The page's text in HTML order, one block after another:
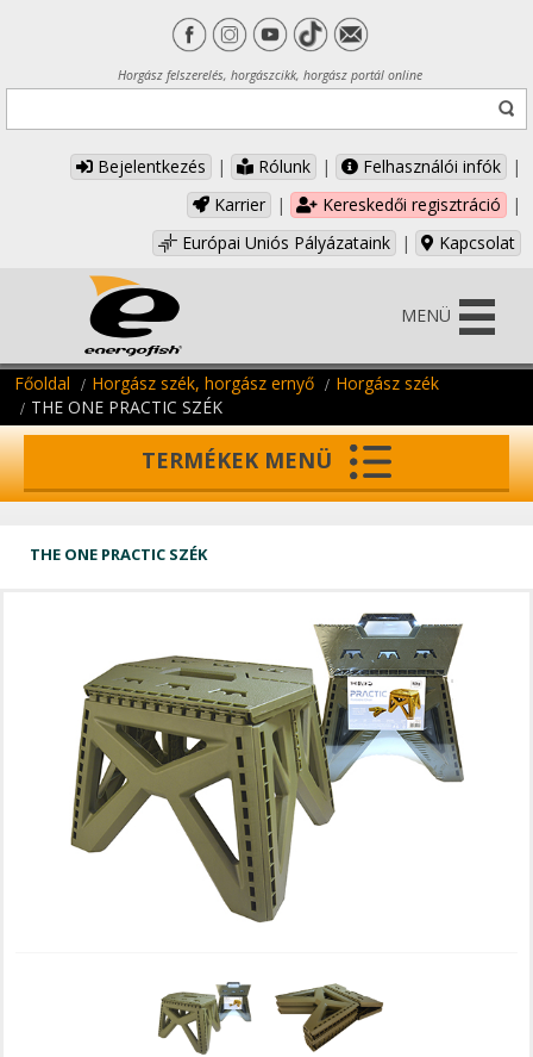
Horgász felszerelés, horgászcikk, horgász portál online
Bejelentkezés | Rólunk | Felhasználói infók
|
Karrier
| Kereskedői regisztráció
|
Európai Uniós Pályázataink
| Kapcsolat
MENÜ
Főoldal Horgász szék, horgász ernyő
Horgász szék
THE ONE PRACTIC SZÉK
TERMÉKEK MENÜ
THE ONE PRACTIC SZÉK